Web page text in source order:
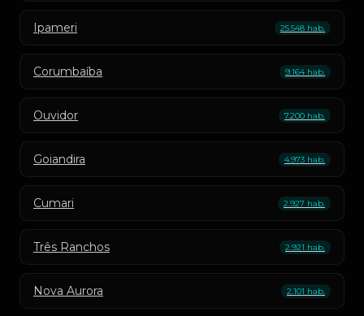
Ipameri 25.548 hab.
Corumbaíba 9.164 hab.
Ouvidor 7.200 hab.
Goiandira 4.973 hab.
Cumari 2.927 hab.
Três Ranchos 2.921 hab.
Nova Aurora 2.101 hab.